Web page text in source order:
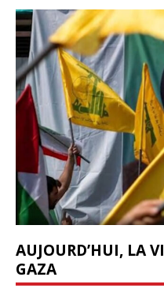
AUJOURD’HUI, LA
GAZA